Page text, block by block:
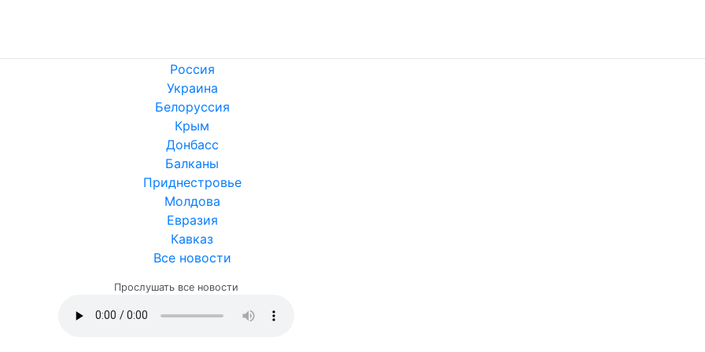
Россия
Украина
Белоруссия
Крым
Донбасс
Балканы
Приднестровье
Молдова
Евразия
Кавказ
Все новости
Прослушать все новости